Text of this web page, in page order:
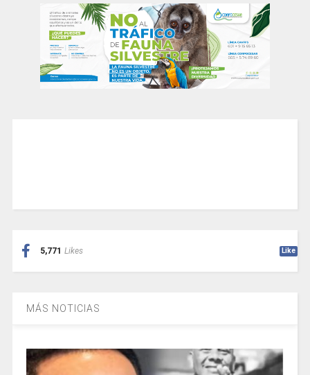
5,771 Likes Like
MÁS NOTICIAS